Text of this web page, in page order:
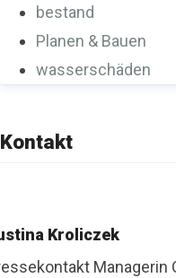
bestand
Planen & Bauen
wasserschäden
Kontakt
Kroliczek
Managerin